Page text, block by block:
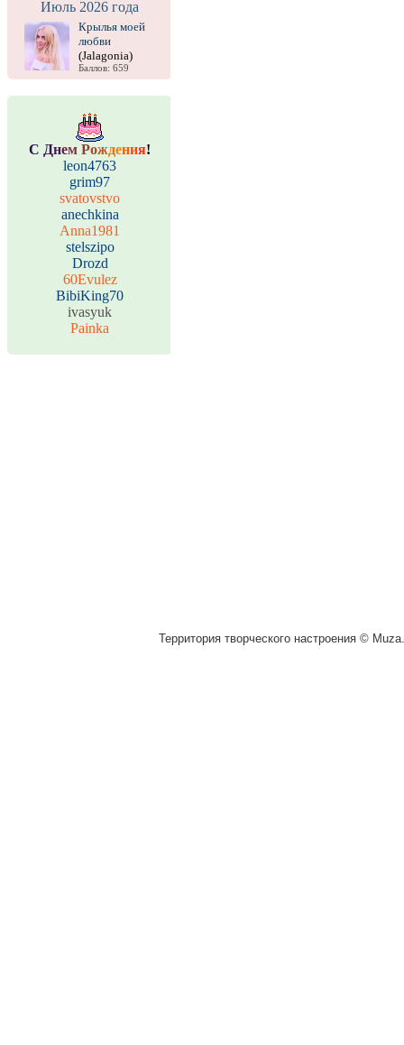
Июль 2026 года
Крылья моей
любви
(Jalagonia)
Баллов: 659
С Днем Рождения!
leon4763
grim97
svatovstvo
anechkina
Anna1981
stelszipo
Drozd
60Evulez
BibiKing70
ivasyuk
Painka
Территория творческого настроения ©